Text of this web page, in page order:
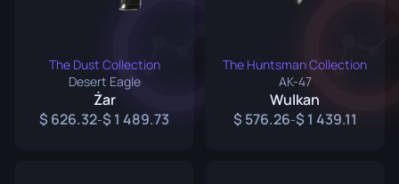
The Dust Collection
Desert Eagle
Żar
626.32- 1 489.73
The Huntsman Collection
AK-47
Wulkan
576.26- 1 439.11